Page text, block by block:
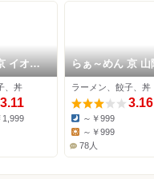
イオン
所店
、丼
3.11
1,999
らぁ～めん 京 山
路駅店
ラーメン、餃子、丼
3.16
Dinner:
～￥999
Lunch:
～￥999
78人